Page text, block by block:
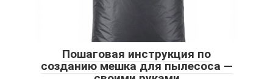
Пошаговая инструкция по
созданию мешка для пылесоса —